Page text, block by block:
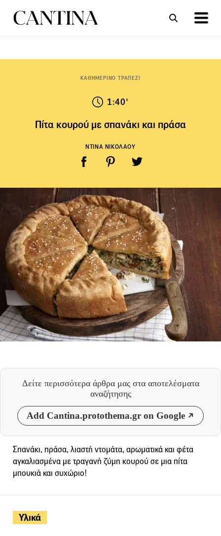
ΚΑΘΗΜΕΡΙΝΟ ΤΡΑΠΕΖΙ
1:40'
Πίτα κουρού με σπανάκι και πράσα
ΝΤΙΝΑ ΝΙΚΟΛΑΟΥ
Δείτε περισσότερα άρθρα μας στα αποτελέσματα
αναζήτησης
Add Cantina.protothema.gr on Google
Υλικά
Σπανάκι, πράσα, λιαστή ντομάτα, αρωματικά και φέτα
αγκαλιασμένα με τραγανή ζύμη κουρού σε μια πίτα
μπουκιά και συχώριο!